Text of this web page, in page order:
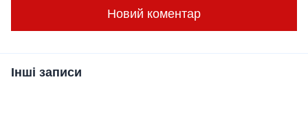
Новий коментар
Інші записи